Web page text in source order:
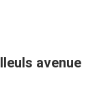
avenue